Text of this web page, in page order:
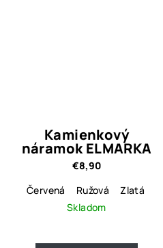
Kamienkový
náramok ELMARKA
€8,90
Červená
Ružová Zlatá
Skladom